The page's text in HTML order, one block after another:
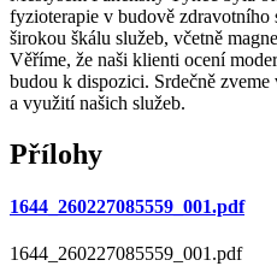
fyzioterapie v budově zdravotního
širokou škálu služeb, včetně
Věříme, že naši klienti ocení
budou k dispozici. Srdečně zveme
a využití našich služeb.
Přílohy
1644_260227085559_001.pdf
1644_260227085559_001.pdf